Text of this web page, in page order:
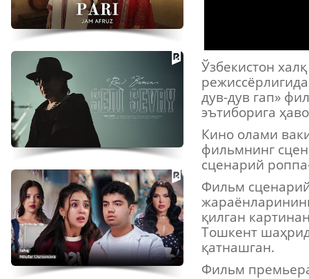
Ўзбекистон
дув-дув гап»
эътиборига
Кино олами
фильмнинг
сценарий
Фильм
қилган
Тошкент
қатнашган.
Фильм